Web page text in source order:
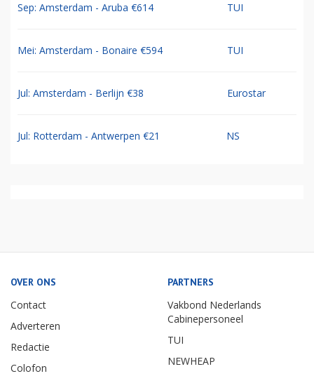
Sep: Amsterdam - Aruba €614 TUI
Mei: Amsterdam - Bonaire €594 TUI
Jul: Amsterdam - Berlijn €38 Eurostar
Jul: Rotterdam - Antwerpen €21 NS
OVER ONS
Contact
Adverteren
Redactie
Colofon
PARTNERS
Vakbond Nederlands
Cabinepersoneel
TUI
NEWHEAP